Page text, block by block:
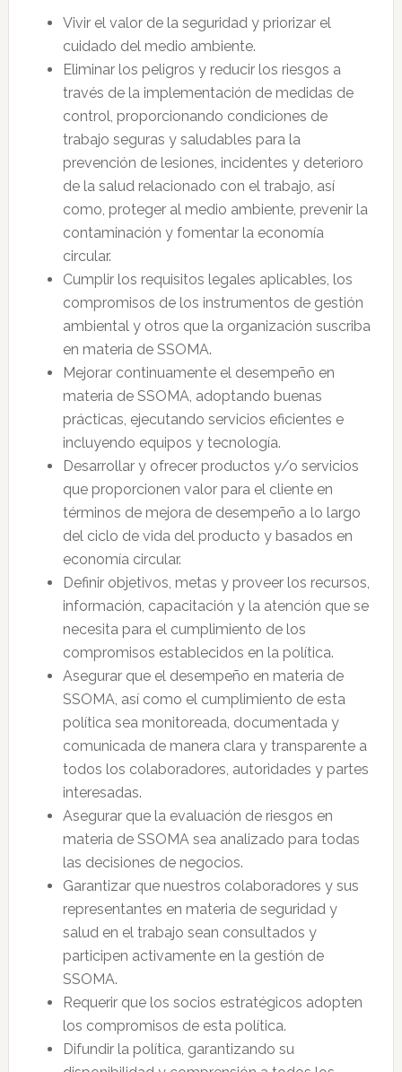
Vivir el valor de la seguridad y priorizar el
cuidado del medio ambiente.
Eliminar los peligros y reducir los riesgos a
través de la implementación de medidas de
control, proporcionando condiciones de
trabajo seguras y saludables para la
prevención de lesiones, incidentes y deterioro
de la salud relacionado con el trabajo, así
como, proteger al medio ambiente, prevenir la
contaminación y fomentar la economía
circular.
Cumplir los requisitos legales aplicables, los
compromisos de los instrumentos de gestión
ambiental y otros que la organización suscriba
en materia de SSOMA.
Mejorar continuamente el desempeño en
materia de SSOMA, adoptando buenas
prácticas, ejecutando servicios eficientes e
incluyendo equipos y tecnología.
Desarrollar y ofrecer productos y/o servicios
que proporcionen valor para el cliente en
términos de mejora de desempeño a lo largo
del ciclo de vida del producto y basados en
economía circular.
Definir objetivos, metas y proveer los recursos,
información, capacitación y la atención que se
necesita para el cumplimiento de los
compromisos establecidos en la política.
Asegurar que el desempeño en materia de
SSOMA, así como el cumplimiento de esta
política sea monitoreada, documentada y
comunicada de manera clara y transparente a
todos los colaboradores, autoridades y partes
interesadas.
Asegurar que la evaluación de riesgos en
materia de SSOMA sea analizado para todas
las decisiones de negocios.
Garantizar que nuestros colaboradores y sus
representantes en materia de seguridad y
salud en el trabajo sean consultados y
participen activamente en la gestión de
SSOMA.
Requerir que los socios estratégicos adopten
los compromisos de esta política.
Difundir la política, garantizando su